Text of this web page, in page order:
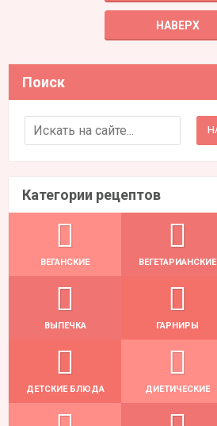
НАВЕРХ
Поиск
Search for:
Категории рецептов
ВЕГАНСКИЕ ВЕГЕТАРИАНСКИЕ
ВЫПЕЧКА ГАРНИРЫ
ДЕТСКИЕ БЛЮДА ДИЕТИЧЕСКИЕ